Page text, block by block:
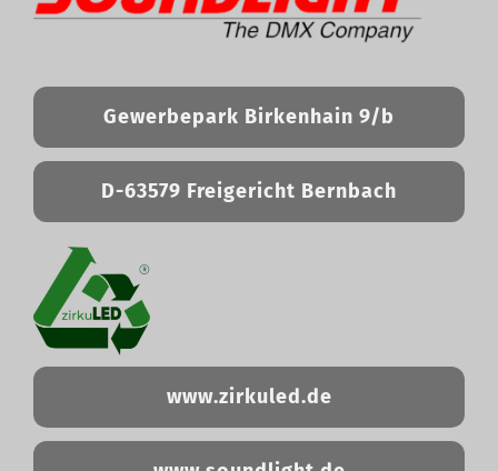
Gewerbepark Birkenhain 9/b
D-63579 Freigericht Bernbach
www.zirkuled.de